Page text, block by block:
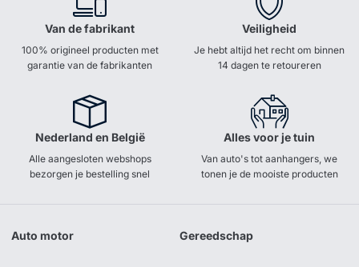
Van de fabrikant
100% origineel producten met
garantie van de fabrikanten
Veiligheid
Je hebt altijd het recht om binnen
14 dagen te retoureren
Nederland en België
Alle aangesloten webshops
bezorgen je bestelling snel
Alles voor je tuin
Van auto's tot aanhangers, we
tonen je de mooiste producten
Auto motor Gereedschap